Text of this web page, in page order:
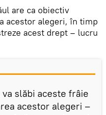
are ca obiectiv
acestor alegeri, în timp
acest drept – lucru
slăbi aceste frâie
acestor alegeri –